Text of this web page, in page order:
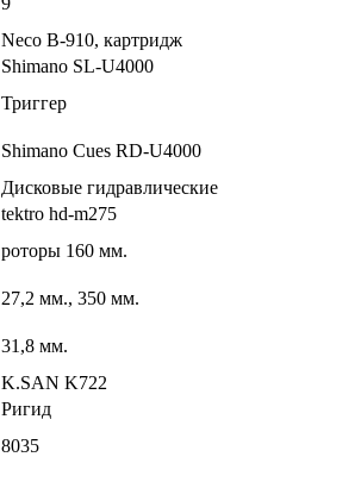
Neco B-910, картридж
Shimano SL-U4000
Триггер
Shimano Cues RD-U4000
Дисковые гидравлические
tektro hd-m275
роторы 160 мм.
27,2 мм., 350 мм.
31,8 мм.
K.SAN K722
Ригид
8035